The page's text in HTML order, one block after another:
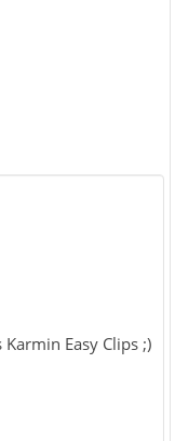
Easy Clips ;)